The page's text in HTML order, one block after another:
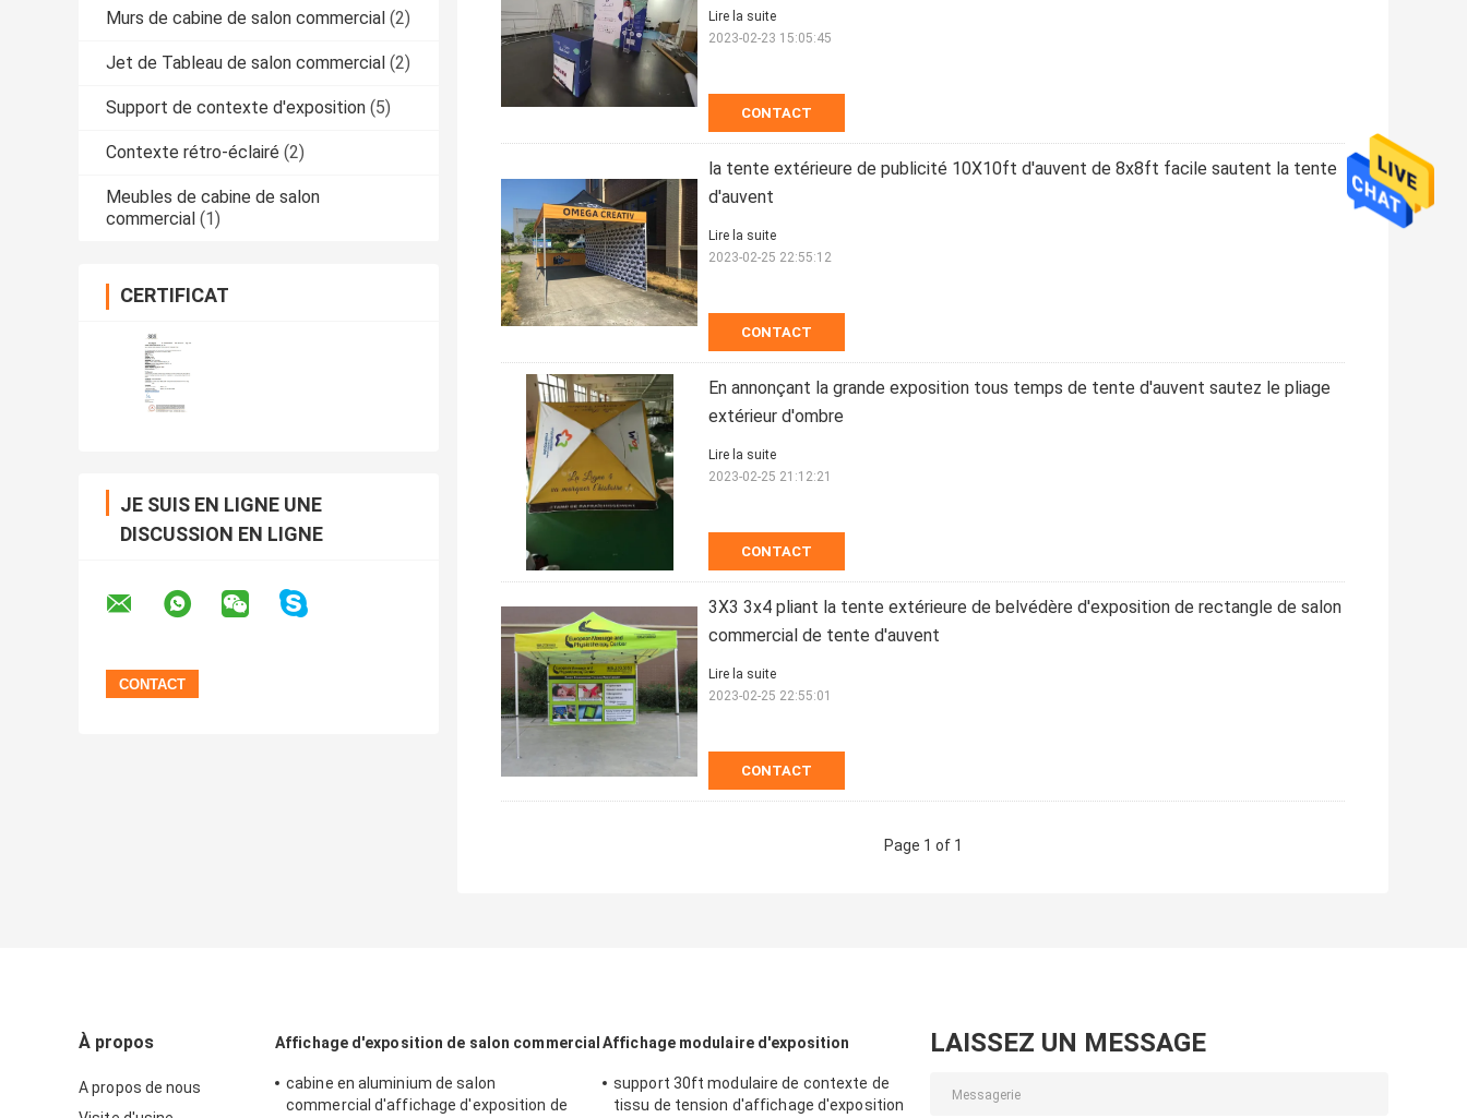
Murs de cabine de salon commercial (2)
Jet de Tableau de salon commercial (2)
Support de contexte d'exposition (5)
Contexte rétro-éclairé (2)
Meubles de cabine de salon
commercial (1)
CERTIFICAT
JE SUIS EN LIGNE UNE
DISCUSSION EN LIGNE
CONTACT
Lire la suite
2023-02-23 15:05:45
la tente extérieure de publicité 10X10ft d'auvent de 8x8ft facile sautent la tente
d'auvent
CONTACT
Lire la suite
2023-02-25 22:55:12
En annonçant la grande exposition tous temps de tente d'auvent sautez le pliage
extérieur d'ombre
CONTACT
Lire la suite
2023-02-25 21:12:21
3X3 3x4 pliant la tente extérieure de belvédère d'exposition de rectangle de salon
commercial de tente d'auvent
CONTACT
Lire la suite
2023-02-25 22:55:01
Page 1 of 1
À propos
A propos de nous
Affichage d'exposition de salon commercial
cabine en aluminium de salon
commercial d'affichage d'exposition de
Affichage modulaire d'exposition
support 30ft modulaire de contexte de
tissu de tension d'affichage d'exposition
LAISSEZ UN MESSAGE